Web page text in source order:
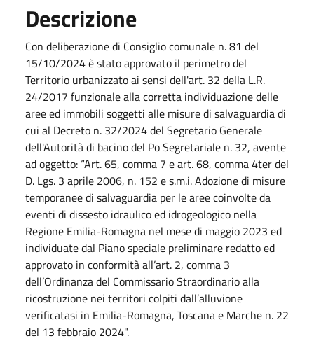
Descrizione
Con deliberazione di Consiglio comunale n. 81 del
15/10/2024 è stato approvato il perimetro del
Territorio urbanizzato ai sensi dell'art. 32 della L.R.
24/2017 funzionale alla corretta individuazione delle
aree ed immobili soggetti alle misure di salvaguardia di
cui al Decreto n. 32/2024 del Segretario Generale
dell'Autorità di bacino del Po Segretariale n. 32, avente
ad oggetto: “Art. 65, comma 7 e art. 68, comma 4ter del
D. Lgs. 3 aprile 2006, n. 152 e s.m.i. Adozione di misure
temporanee di salvaguardia per le aree coinvolte da
eventi di dissesto idraulico ed idrogeologico nella
Regione Emilia-Romagna nel mese di maggio 2023 ed
individuate dal Piano speciale preliminare redatto ed
approvato in conformità all’art. 2, comma 3
dell’Ordinanza del Commissario Straordinario alla
ricostruzione nei territori colpiti dall’alluvione
verificatasi in Emilia-Romagna, Toscana e Marche n. 22
del 13 febbraio 2024".